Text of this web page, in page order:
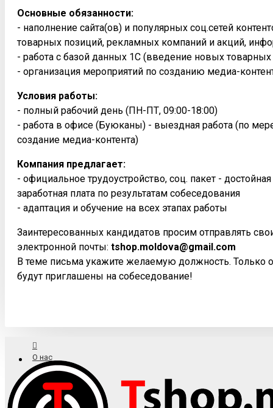
Основные обязанности:
- наполнение сайта(ов) и популярных соц.сетей
товарных позиций, рекламных компаний и акций,
- работа с базой данных 1С (введение новых
- организация мероприятий по созданию медиа-
Условия работы:
- полный рабочий день (ПН-ПТ, 09:00-18:00)
- работа в офисе (Буюканы) - выездная работа (по
создание медиа-контента)
Компания предлагает:
- официальное трудоустройство, соц. пакет -
заработная плата по результатам собеседования
- адаптация и обучение на всех этапах работы
Заинтересованных кандидатов просим отправлять
электронной почты: tshop.moldova@gmail.com
В теме письма укажите желаемую должность. Только
будут приглашены на собеседование!
О нас
Доставка